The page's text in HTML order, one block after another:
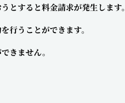
すると料金請求が発生します。
うことができます。
きません。